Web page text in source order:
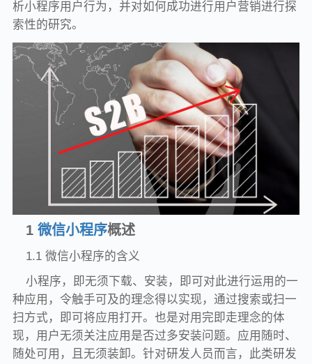
析小程序用户行为，并对如何成功进行用户营销进行探
索性的研究。
1微信小程序概述
1.1 微信小程序的含义
小程序，即无须下载、安装，即可对此进行运用的一
种应用，令触手可及的理念得以实现，通过搜索或扫一
扫方式，即可将应用打开。也是对用完即走理念的体
现，用户无须关注应用是否过多安装问题。应用随时、
随处可用，且无须装卸。针对研发人员而言，此类研发